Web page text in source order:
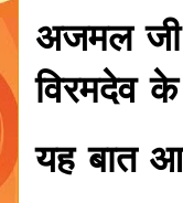
अजमल जी
विरमदेव
यह बात